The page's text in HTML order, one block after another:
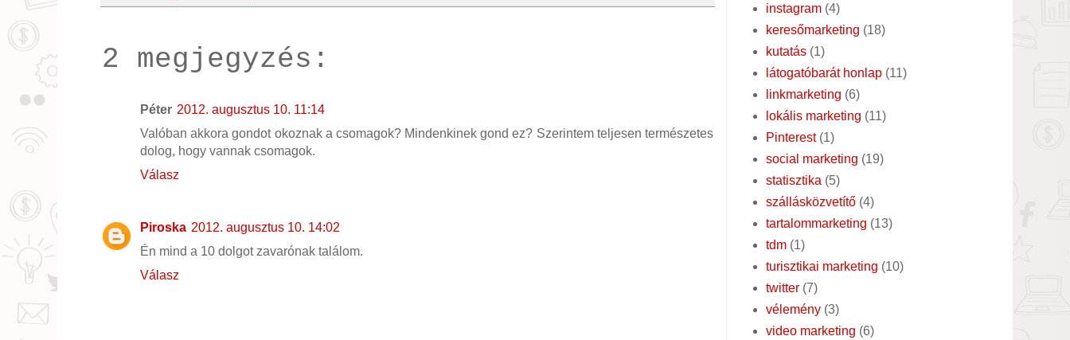
2 megjegyzés:
Péter 2012. augusztus 10. 11:14
Valóban akkora gondot okoznak a csomagok? Mindenkinek gond ez? Szerintem teljesen természetes
dolog, hogy vannak csomagok.
Válasz
Piroska 2012. augusztus 10. 14:02
Én mind a 10 dolgot zavarónak találom.
Válasz
instagram (4)
keresőmarketing (18)
kutatás (1)
látogatóbarát honlap (11)
linkmarketing (6)
lokális marketing (11)
Pinterest (1)
social marketing (19)
statisztika (5)
szállásközvetítő (4)
tartalommarketing (13)
tdm (1)
turisztikai marketing (10)
twitter (7)
vélemény (3)
video marketing (6)